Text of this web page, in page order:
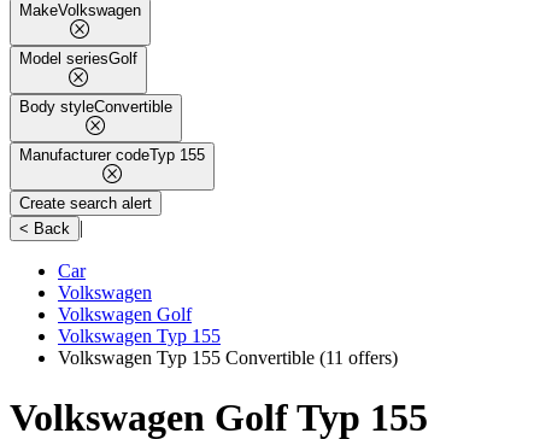
MakeVolkswagen
Model seriesGolf
Body styleConvertible
Manufacturer codeTyp 155
Create search alert
< Back |
Car
Volkswagen
Volkswagen Golf
Volkswagen Typ 155
Volkswagen Typ 155 Convertible (11 offers)
Volkswagen Golf Typ 155